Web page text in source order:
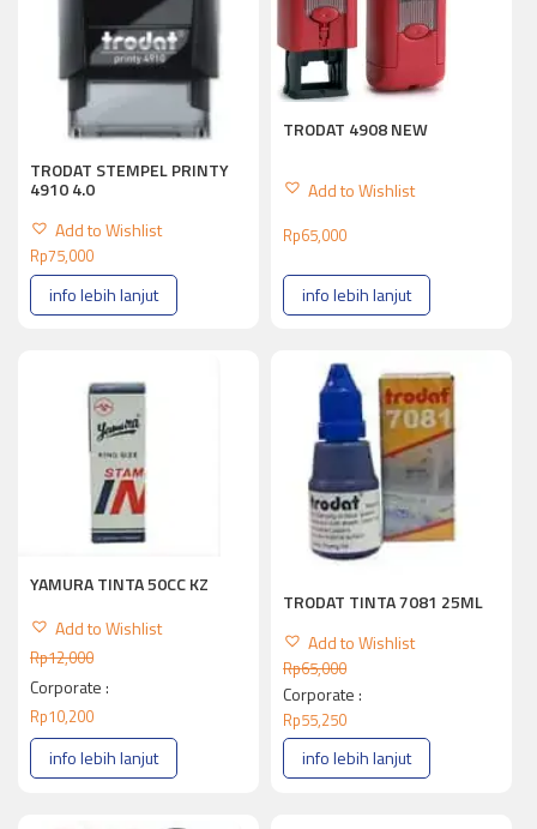
TRODAT STEMPEL PRINTY
4910 4.0
Add to Wishlist
Rp75,000
info lebih lanjut
TRODAT 4908 NEW
Add to Wishlist
Rp65,000
info lebih lanjut
YAMURA TINTA 50CC KZ
Add to Wishlist
Rp12,000
Corporate :
Rp10,200
info lebih lanjut
TRODAT TINTA 7081 25ML
Add to Wishlist
Rp65,000
Corporate :
Rp55,250
info lebih lanjut